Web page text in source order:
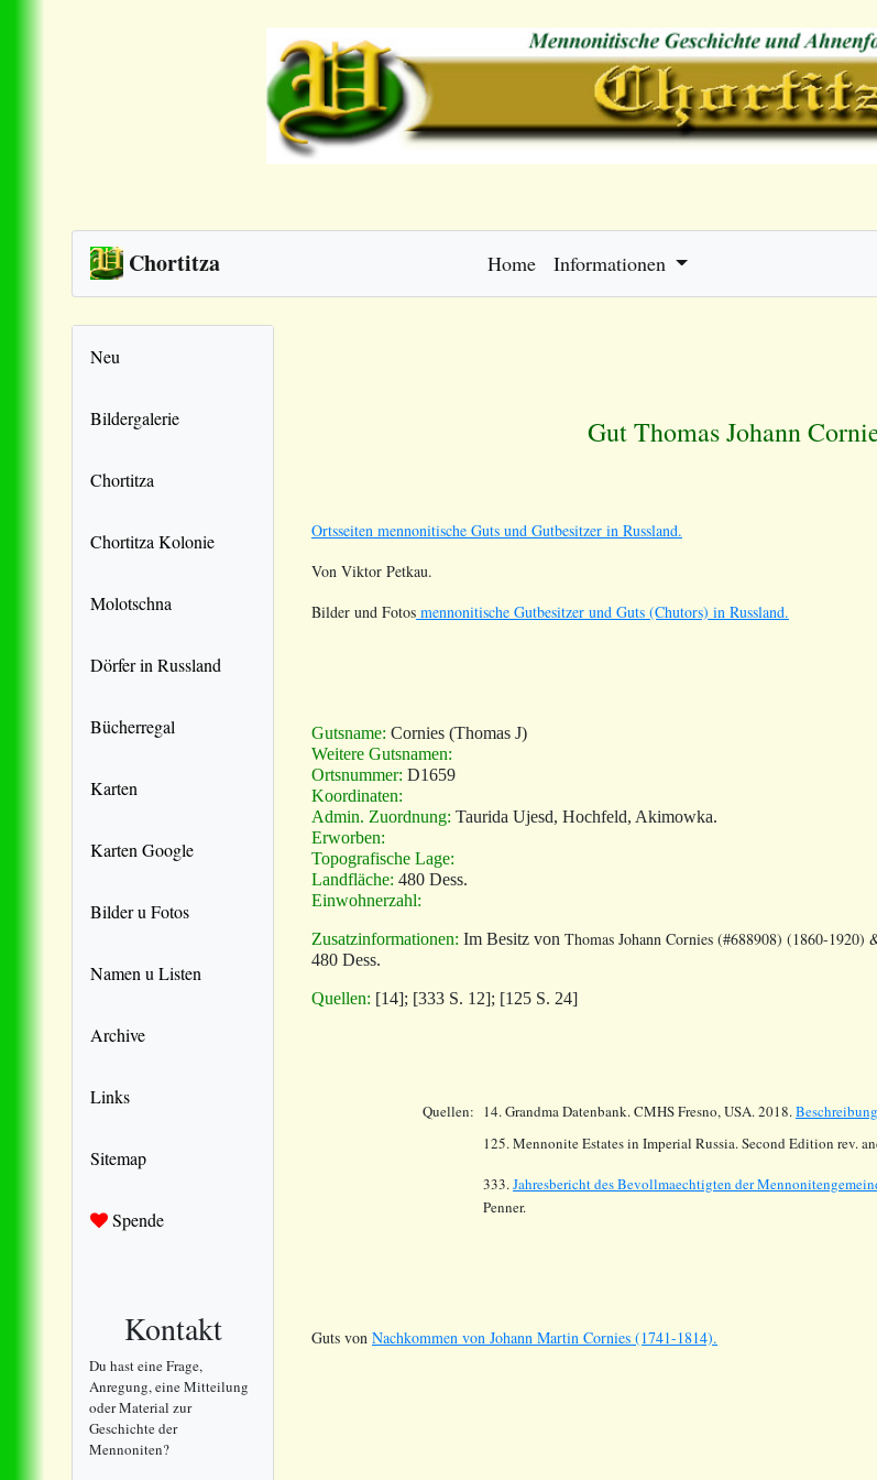
Chortitza Home Informationen
Neu
Bildergalerie
Chortitza
Chortitza Kolonie
Molotschna
Dörfer in Russland
Bücherregal
Karten
Karten Google
Bilder u Fotos
Namen u Listen
Archive
Links
Sitemap
Spende
Kontakt
Du hast eine Frage,
Anregung, eine Mitteilung
oder Material zur
Geschichte der
Mennoniten?
Gut Thomas Johann
Ortsseiten mennonitische Guts und Gutbesitzer in Russland.
Von Viktor Petkau.
Bilder und Fotos mennonitische Gutbesitzer und Guts (Chutors) in Russland.
Gutsname: Cornies (Thomas J)
Weitere Gutsnamen:
Ortsnummer: D1659
Koordinaten:
Admin. Zuordnung: Taurida Ujesd, Hochfeld, Akimowka.
Erworben:
Topografische Lage:
Landfläche: 480 Dess.
Einwohnerzahl:
Zusatzinformationen: Im Besitz von Thomas Johann Cornies (#688908) (1860-1920)
480 Dess.
Quellen: [14]; [333 S. 12]; [125 S. 24]
Quellen: 14.Grandma Datenbank. CMHS Fresno, USA. 2018.
125. Mennonite Estates in Imperial Russia. Second Edition rev.
333.Jahresbericht des Bevollmaechtigten der
Penner.
Guts von Nachkommen von Johann Martin Cornies (1741-1814).